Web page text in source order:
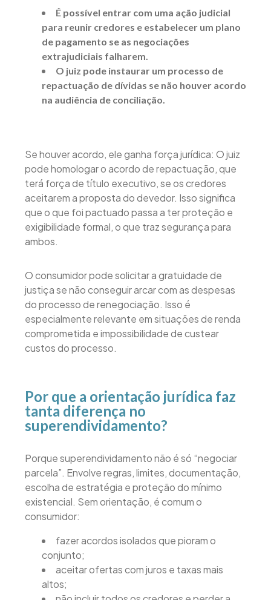
É possível entrar com uma ação judicial
para reunir credores e estabelecer um plano
de pagamento se as negociações
extrajudiciais falharem.
O juiz pode instaurar um processo de
repactuação de dívidas se não houver acordo
na audiência de conciliação.
Se houver acordo, ele ganha força jurídica: O juiz
pode homologar o acordo de repactuação, que
terá força de título executivo, se os credores
aceitarem a proposta do devedor. Isso significa
que o que foi pactuado passa a ter proteção e
exigibilidade formal, o que traz segurança para
ambos.
O consumidor pode solicitar a gratuidade de
justiça se não conseguir arcar com as despesas
do processo de renegociação. Isso é
especialmente relevante em situações de renda
comprometida e impossibilidade de custear
custos do processo.
Por que a orientação jurídica faz
tanta diferença no
superendividamento?
Porque superendividamento não é só “negociar
parcela”. Envolve regras, limites, documentação,
escolha de estratégia e proteção do mínimo
existencial. Sem orientação, é comum o
consumidor:
fazer acordos isolados que pioram o
conjunto;
aceitar ofertas com juros e taxas mais
altos;